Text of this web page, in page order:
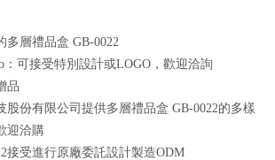
多層禮品盒 GB-0022
：可接受特別設計或LOGO，歡迎洽詢
品
股份有限公司提供多層禮品盒 GB-0022的多樣
迎洽購
接受進行原廠委託設計製造ODM